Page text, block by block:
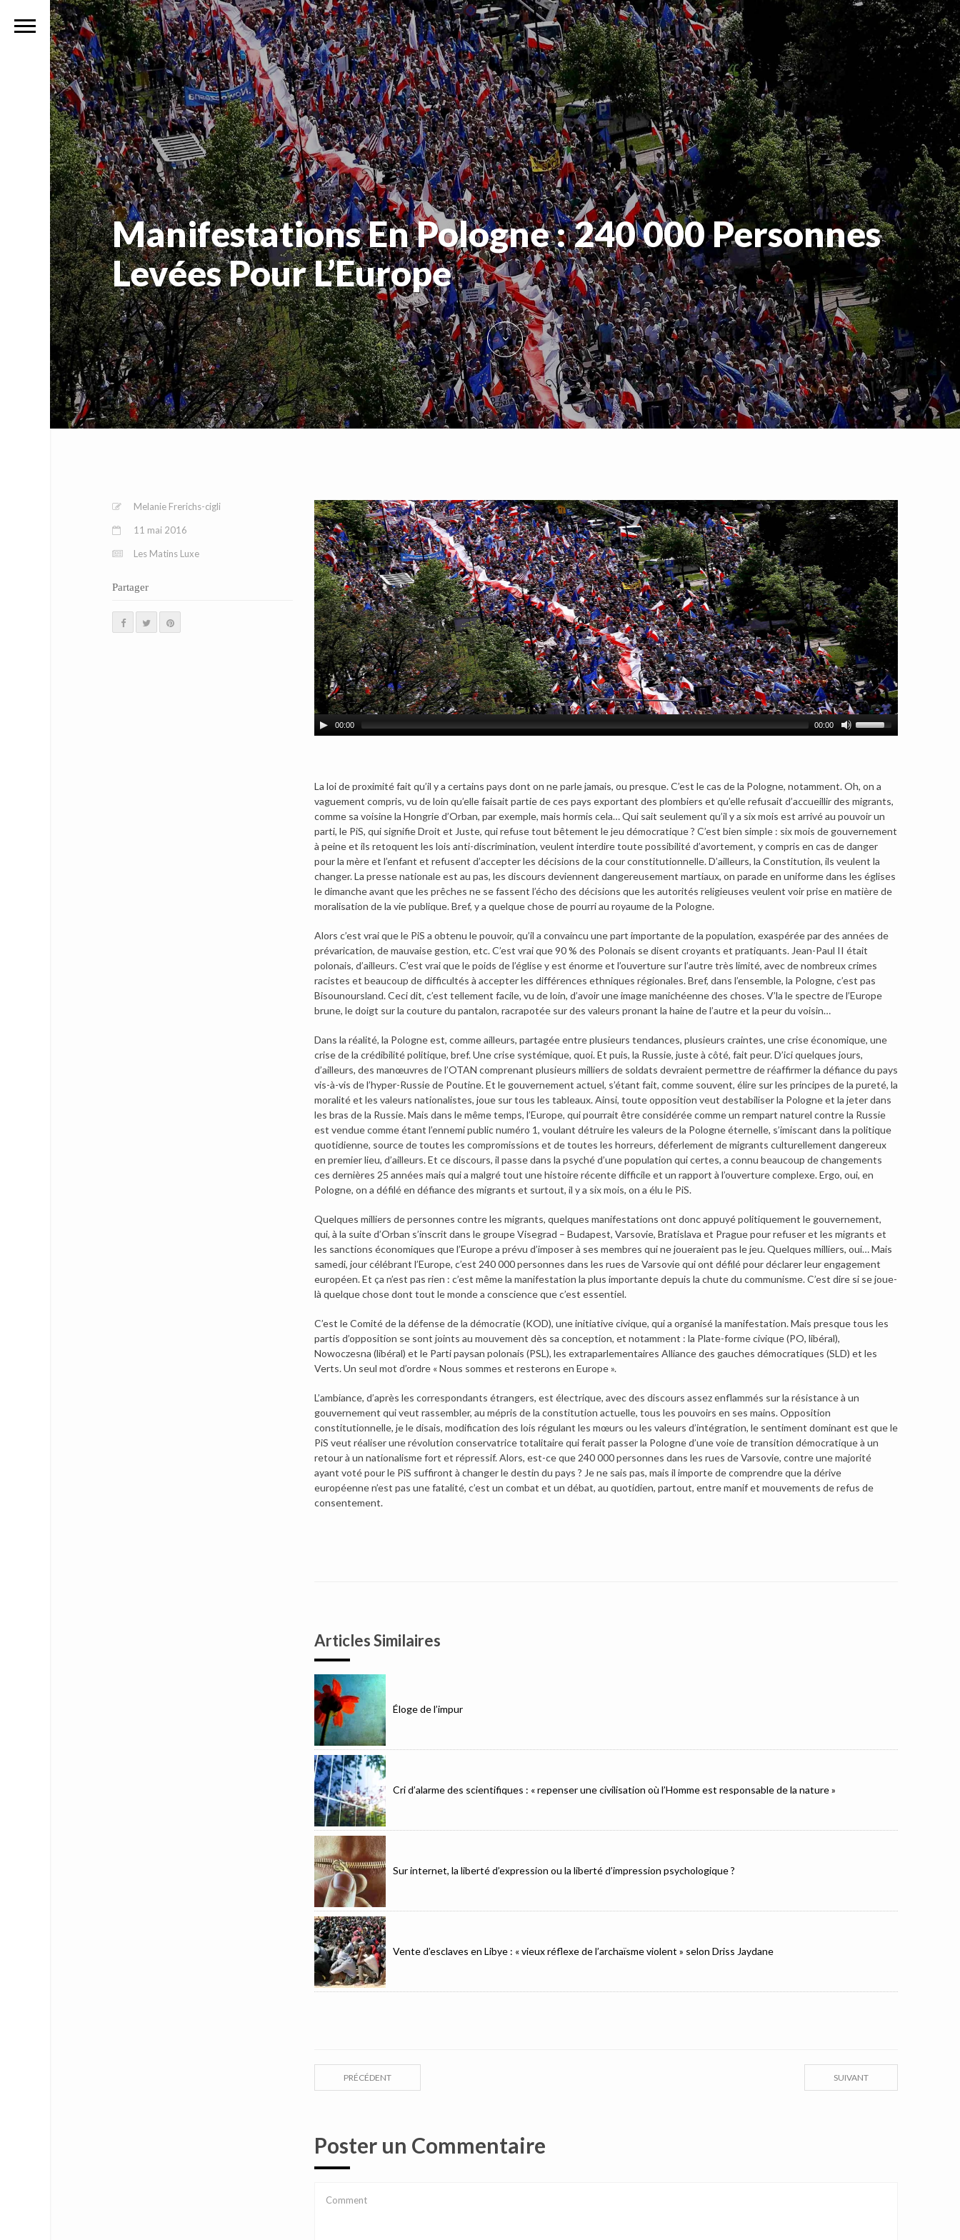
Manifestations En Pologne : 240 000 Personnes
Levées Pour L’Europe
Melanie Frerichs-cigli
11 mai 2016
Les Matins Luxe
Partager
00:00 00:00
La loi de proximité fait qu’il y a certains pays dont on ne parle jamais, ou presque. C’est le cas de la Pologne, notamment.Oh, on a
vaguement compris, vu de loin qu’elle faisait partie de ces pays exportant des plombiers et qu’elle refusait d’accueillir des migrants,
comme sa voisine la Hongrie d’Orban, par exemple, mais hormis cela… Qui sait seulement qu’il y a six mois est arrivé au pouvoir un
parti, le PiS, qui signifie Droit et Juste, qui refuse tout bêtement le jeu démocratique ? C’est bien simple : six mois de gouvernement
à peine et ils retoquent les lois anti-discrimination, veulent interdire toute possibilité d’avortement, y compris en cas de danger
pour la mère et l’enfant et refusent d’accepter les décisions de la cour constitutionnelle. D’ailleurs, la Constitution, ils veulent la
changer. La presse nationale est au pas, les discours deviennent dangereusement martiaux, on parade en uniforme dans les églises
le dimanche avant que les prêches ne se fassent l’écho des décisions que les autorités religieuses veulent voir prise en matière de
moralisation de la vie publique. Bref, y a quelque chose de pourri au royaume de la Pologne.
Alors c’est vrai que le PiS a obtenu le pouvoir, qu’il a convaincu une part importante de la population, exaspérée par des années de
prévarication, de mauvaise gestion, etc. C’est vrai que 90 % des Polonais se disent croyants et pratiquants. Jean-Paul II était
polonais, d’ailleurs. C’est vrai que le poids de l’église y est énorme et l’ouverture sur l’autre très limité, avec de nombreux crimes
racistes et beaucoup de difficultés à accepter les différences ethniques régionales. Bref, dans l’ensemble, la Pologne, c’est pas
Bisounoursland. Ceci dit, c’est tellement facile, vu de loin, d’avoir une image manichéenne des choses. V’la le spectre de l’Europe
brune, le doigt sur la couture du pantalon, racrapotée sur des valeurs pronant la haine de l’autre et la peur du voisin…
Dans la réalité, la Pologne est, comme ailleurs, partagée entre plusieurs tendances, plusieurs craintes, une crise économique, une
crise de la crédibilité politique, bref. Une crise systémique, quoi. Et puis, la Russie, juste à côté, fait peur. D’ici quelques jours,
d’ailleurs, des manœuvres de l’OTAN comprenant plusieurs milliers de soldats devraient permettre de réaffirmer la défiance du pays
vis-à-vis de l’hyper-Russie de Poutine. Et le gouvernement actuel, s’étant fait, comme souvent, élire sur les principes de la pureté, la
moralité et les valeurs nationalistes, joue sur tous les tableaux. Ainsi, toute opposition veut destabiliser la Pologne et la jeter dans
les bras de la Russie. Mais dans le même temps, l’Europe, qui pourrait être considérée comme un rempart naturel contre la Russie
est vendue comme étant l’ennemi public numéro 1, voulant détruire les valeurs de la Pologne éternelle, s’imiscant dans la politique
quotidienne, source de toutes les compromissions et de toutes les horreurs, déferlement de migrants culturellement dangereux
en premier lieu, d’ailleurs. Et ce discours, il passe dans la psyché d’une population qui certes, a connu beaucoup de changements
ces dernières 25 années mais qui a malgré tout une histoire récente difficile et un rapport à l’ouverture complexe. Ergo, oui, en
Pologne, on a défilé en défiance des migrants et surtout, il y a six mois, on a élu le PiS.
Quelques milliers de personnes contre les migrants, quelques manifestations ont donc appuyé politiquement le gouvernement,
qui, à la suite d’Orban s’inscrit dans le groupe Visegrad – Budapest, Varsovie, Bratislava et Prague pour refuser et les migrants et
les sanctions économiques que l’Europe a prévu d’imposer à ses membres qui ne joueraient pas le jeu. Quelques milliers, oui… Mais
samedi, jour célébrant l’Europe, c’est 240 000 personnes dans les rues de Varsovie qui ont défilé pour déclarer leur engagement
européen. Et ça n’est pas rien : c’est même la manifestation la plus importante depuis la chute du communisme. C’est dire si se joue-
là quelque chose dont tout le monde a conscience que c’est essentiel.
C’est le Comité de la défense de la démocratie (KOD), une initiative civique, qui a organisé la manifestation. Mais presque tous les
partis d’opposition se sont joints au mouvement dès sa conception, et notamment : la Plate-forme civique (PO, libéral),
Nowoczesna (libéral) et le Parti paysan polonais (PSL), les extraparlementaires Alliance des gauches démocratiques (SLD) et les
Verts. Un seul mot d’ordre « Nous sommes et resterons en Europe ».
L’ambiance, d’après les correspondants étrangers, est électrique, avec des discours assez enflammés sur la résistance à un
gouvernement qui veut rassembler, au mépris de la constitution actuelle, tous les pouvoirs en ses mains. Opposition
constitutionnelle, je le disais, modification des lois régulant les mœurs ou les valeurs d’intégration, le sentiment dominant est que le
PiS veut réaliser une révolution conservatrice totalitaire qui ferait passer la Pologne d’une voie de transition démocratique à un
retour à un nationalisme fort et répressif. Alors, est-ce que 240 000 personnes dans les rues de Varsovie, contre une majorité
ayant voté pour le PiS suffiront à changer le destin du pays ? Je ne sais pas, mais il importe de comprendre que la dérive
européenne n’est pas une fatalité, c’est un combat et un débat, au quotidien, partout, entre manif et mouvements de refus de
consentement.
Articles Similaires
Éloge de l’impur
Cri d’alarme des scientifiques : « repenser une civilisation où l’Homme est responsable de la nature »
Sur internet, la liberté d’expression ou la liberté d’impression psychologique ?
Vente d’esclaves en Libye : « vieux réflexe de l’archaïsme violent » selon Driss Jaydane
SUIVANT
PRÉCÉDENT
Poster un Commentaire